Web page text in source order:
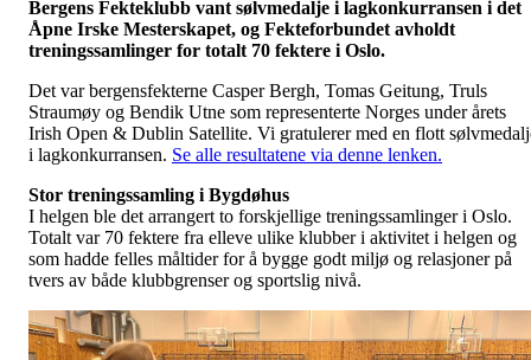
Bergens Fekteklubb vant sølvmedalje i lagkonkurransen i det
Åpne Irske Mesterskapet, og Fekteforbundet avholdt
treningssamlinger for totalt 70 fektere i Oslo.
Det var bergensfekterne Casper Bergh, Tomas Geitung, Truls
Straumøy og Bendik Utne som representerte Norges under årets
Irish Open & Dublin Satellite. Vi gratulerer med en flott
i lagkonkurransen. Se alle resultatene via denne lenken.
Stor treningssamling i Bygdøhus
I helgen ble det arrangert to forskjellige treningssamlinger i Oslo.
Totalt var 70 fektere fra elleve ulike klubber i aktivitet i helgen og
som hadde felles måltider for å bygge godt miljø og relasjoner på
tvers av både klubbgrenser og sportslig nivå.